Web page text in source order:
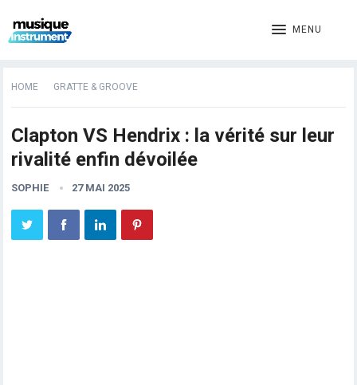
MENU
HOME GRATTE & GROOVE
Clapton VS Hendrix : la vérité sur leur
rivalité enfin dévoilée
SOPHIE 27 MAI 2025